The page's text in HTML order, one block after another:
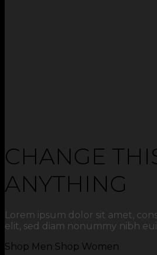
CHANGE
ANYTHING
Lorem ipsum dolor sit amet,
elit, sed diam nonummy nibh
Shop Men Shop Women